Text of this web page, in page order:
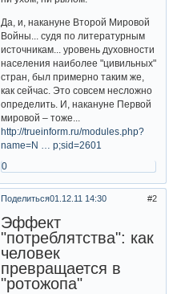
Да, и, накануне Второй Мировой
Войны... судя по литературным
источникам... уровень духовности
населения наиболее "цивильных"
стран, был примерно таким же,
как сейчас. Это совсем несложно
определить. И, накануне Первой
мировой – тоже...
http://trueinform.ru/modules.php?
name=N … p;sid=2601
0
Поделиться 2
01.12.11 14:30
Эффект
"потреблятства": как
человек
превращается в
"ротожопа"